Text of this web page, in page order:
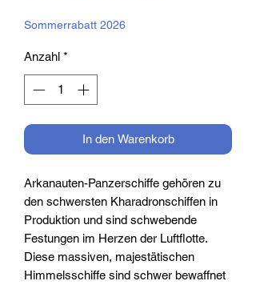
Sommerrabatt 2026
Anzahl *
In den Warenkorb
Arkanauten-Panzerschiffe gehören zu
den schwersten Kharadronschiffen in
Produktion und sind schwebende
Festungen im Herzen der Luftflotte.
Diese massiven, majestätischen
Himmelsschiffe sind schwer bewaffnet